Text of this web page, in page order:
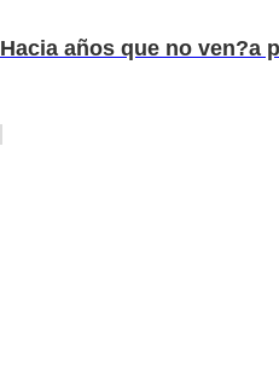
Hacia años que no ven?a